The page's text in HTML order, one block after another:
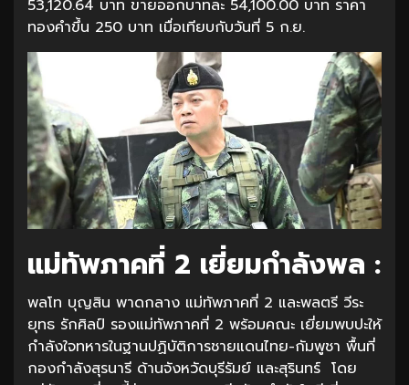
53,120.64 บาท ขายออกบาทละ 54,100.00 บาท ราคา
ทองคำขึ้น 250 บาท เมื่อเทียบกับวันที่ 5 ก.ย.
แม่ทัพภาคที่ 2 เยี่ยมกำลังพล :
พลโท บุญสิน พาดกลาง แม่ทัพภาคที่ 2 และพลตรี วีระ
ยุทธ รักศิลป์ รองแม่ทัพภาคที่ 2 พร้อมคณะ เยี่ยมพบปะให้
กำลังใจทหารในฐานปฏิบัติการชายแดนไทย-กัมพูชา พื้นที่
กองกำลังสุรนารี ด้านจังหวัดบุรีรัมย์ และสุรินทร์ โดย